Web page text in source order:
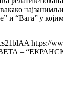
“Вага” у
https://
–